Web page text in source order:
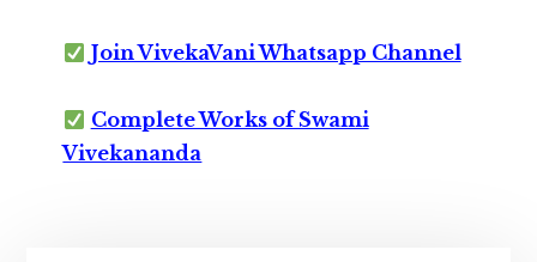
Join VivekaVani Whatsapp Channel
Complete Works of Swami
Vivekananda